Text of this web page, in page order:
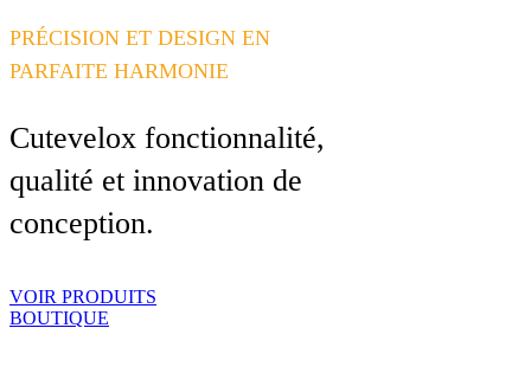
PRÉCISION ET DESIGN EN
PARFAITE HARMONIE
Cutevelox fonctionnalité,
qualité et innovation de
conception.
VOIR PRODUITS
BOUTIQUE